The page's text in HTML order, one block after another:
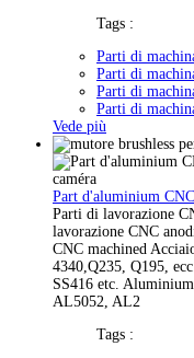
Tags :
Parti di
Parti di
Parti di
Parti di
Vede più
Part d'aluminium
Parti di lavorazione
lavorazione CNC
CNC machined
4340,Q235, Q195,
SS416 etc.
AL5052, AL2
Tags :